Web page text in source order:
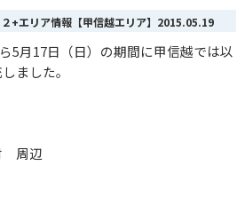
+エリア情報【甲信越エリア】 2015.05.19
5月17日（日）の期間に甲信越では以
ました。
周辺